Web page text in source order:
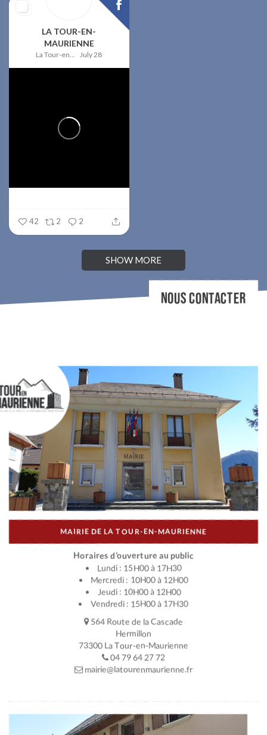
LA TOUR-EN-
MAURIENNE
La Tour-en-Maurienne July 28
42 2 2
SHOW MORE
NOUS CONTACTER
MAIRIE DE LA TOUR-EN-MAURIENNE
Horaires d’ouverture au public
Lundi : 15H00 à 17H30
Mercredi : 10H00 à 12H00
Jeudi : 10H00 à 12H00
Vendredi : 15H00 à 17H30
564 Route de la Cascade
Hermillon
73300 La Tour-en-Maurienne
04 79 64 27 72
mairie@latourenmaurienne.fr